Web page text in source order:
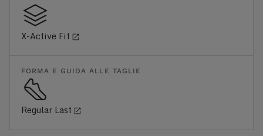
X-Active Fit
FORMA E GUIDA ALLE TAGLIE
Regular Last